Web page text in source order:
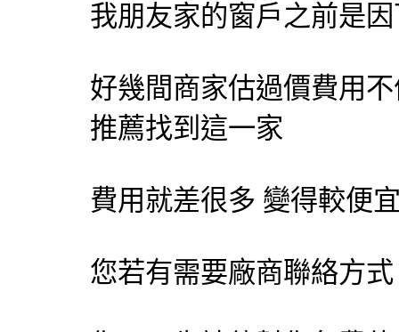
我朋友家的窗戶之前是
好幾間商家估過價費用
推薦找到這一家
費用就差很多 變得較便
您若有需要廠商聯絡方式